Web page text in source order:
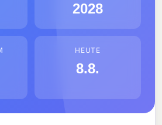
2028
HEUTE
8.8.